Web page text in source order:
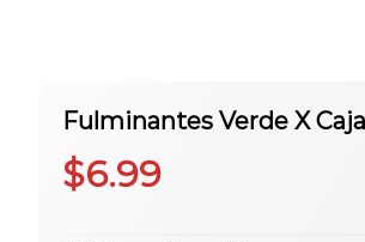
Fulminantes Verde X
$6.99